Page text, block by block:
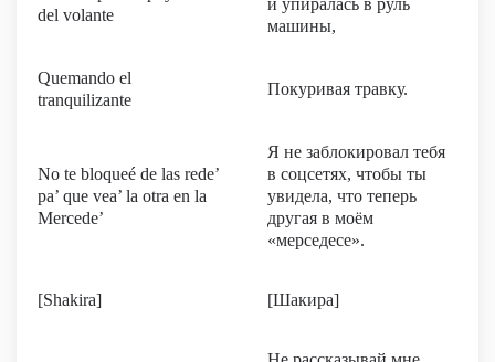
del volante
и упиралась в руль
машины,
Quemando el
tranquilizante
Покуривая травку.
No te bloqueé de las rede’
pa’ que vea’ la otra en la
Mercede’
Я не заблокировал тебя
в соцсетях, чтобы ты
увидела, что теперь
другая в моём
«мерседесе».
[Shakira] [Шакира]